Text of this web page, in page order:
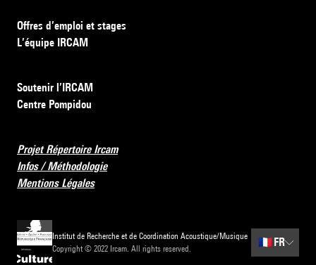
Offres d’emploi et stages
L’équipe IRCAM
Soutenir l’IRCAM
Centre Pompidou
Projet Répertoire Ircam
Infos / Méthodologie
Mentions Légales
Institut de Recherche et de Coordination Acoustique/Musique
Copyright © 2022 Ircam. All rights reserved.
🇫🇷 FR